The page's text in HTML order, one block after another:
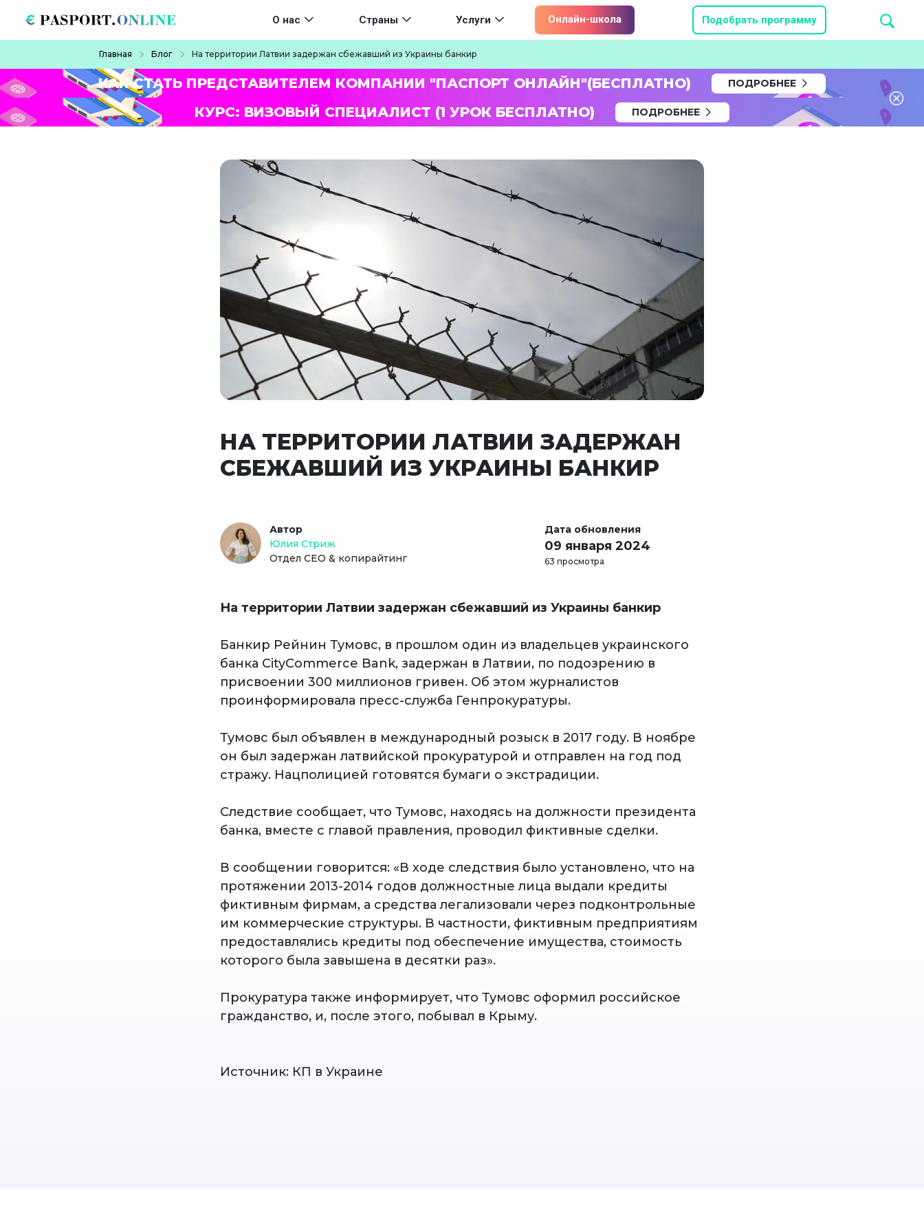
Main navigation
О нас Страны Услуги Онлайн-школа Подобрать программу
Главная Блог На территории Латвии задержан сбежавший из Украины банкир
КАК СТАТЬ ПРЕДСТАВИТЕЛЕМ КОМПАНИИ "ПАСПОРТ ОНЛАЙН"(БЕСПЛАТНО) ПОДРОБНЕЕ
КУРС: ВИЗОВЫЙ СПЕЦИАЛИСТ (1 УРОК БЕСПЛАТНО) ПОДРОБНЕЕ
НА ТЕРРИТОРИИ ЛАТВИИ ЗАДЕРЖАН
СБЕЖАВШИЙ ИЗ УКРАИНЫ БАНКИР
Автор
Юлия Стриж
Отдел СЕО & копирайтинг
Дата обновления
09 января 2024
63 просмотра
На территории Латвии задержан сбежавший из Украины банкир
Банкир Рейнин Тумовс, в прошлом один из владельцев украинского
банка CityCommerce Bank, задержан в Латвии, по подозрению в
присвоении 300 миллионов гривен. Об этом журналистов
проинформировала пресс-служба Генпрокуратуры.
Тумовс был объявлен в международный розыск в 2017 году. В ноябре
он был задержан латвийской прокуратурой и отправлен на год под
стражу. Нацполицией готовятся бумаги о экстрадиции.
Следствие сообщает, что Тумовс, находясь на должности президента
банка, вместе с главой правления, проводил фиктивные сделки.
В сообщении говорится: «В ходе следствия было установлено, что на
протяжении 2013-2014 годов должностные лица выдали кредиты
фиктивным фирмам, а средства легализовали через подконтрольные
им коммерческие структуры. В частности, фиктивным предприятиям
предоставлялись кредиты под обеспечение имущества, стоимость
которого была завышена в десятки раз».
Прокуратура также информирует, что Тумовс оформил российское
гражданство, и, после этого, побывал в Крыму.
Источник: КП в Украине